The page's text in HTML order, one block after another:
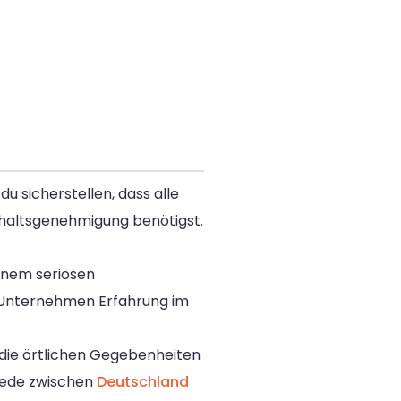
sicherstellen, dass alle
benötigst.
seriösen
Erfahrung im
örtlichen Gegebenheiten
zwischen Deutschland